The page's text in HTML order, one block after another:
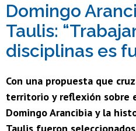
Domingo
Taulis:
disciplinas es
Con una propuesta que
territorio y reflexión sobre
Domingo Arancibia y la